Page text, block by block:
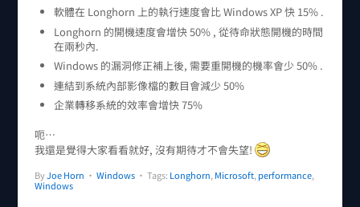
軟體在 Longhorn 上的執行速度會比 Windows XP 快 15% .
Longhorn 的開機速度會增快 50% , 從待命狀態開機的時間
在兩秒內.
Windows 的漏洞修正補上後, 需要重開機的機率會少 50% .
連結到系統內部影像檔的數目會減少 50%
企業轉移系統的效率會增快 75%
呃…
我還是覺得大家看看就好, 沒有期待才不會失望!
ByJoe Horn • Windows • Tags: Longhorn, Microsoft, performance,
Windows